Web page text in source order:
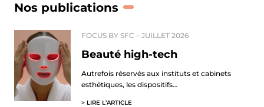
Nos publications
FOCUS BY SFC – JUILLET 2026
Beauté high-tech
Autrefois réservés aux instituts et cabinets
esthétiques, les dispositifs…
> LIRE L’ARTICLE